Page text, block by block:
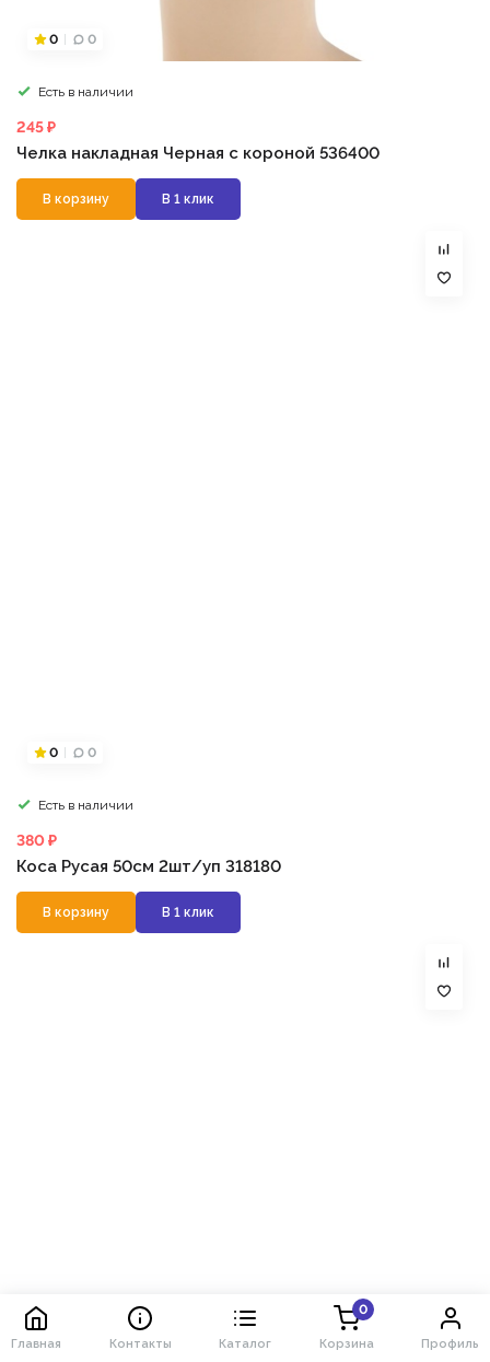
Главная Контакты Каталог
0
Корзина Профиль
0 0
Есть в наличии
245 ₽
Челка накладная Черная с короной 536400
В корзину В 1 клик
0 0
Есть в наличии
380 ₽
Коса Русая 50см 2шт/уп 318180
В корзину В 1 клик